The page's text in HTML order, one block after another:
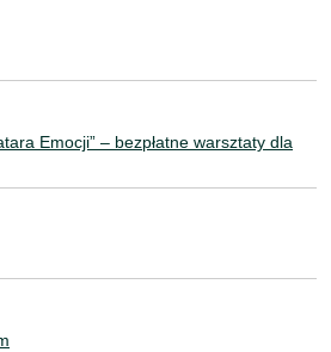
Emocji” – bezpłatne warsztaty dla